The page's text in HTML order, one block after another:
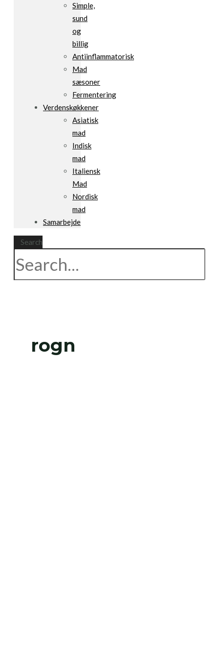
Simple,
sund
og
billig
Antiinflammatorisk
Mad
sæsoner
Fermentering
Verdenskøkkener
Asiatisk
mad
Indisk
mad
Italiensk
Mad
Nordisk
mad
Samarbejde
Search
rogn